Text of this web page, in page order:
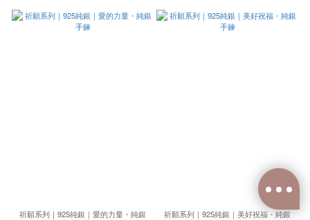
祈願系列｜925純銀｜愛的力量・純銀
祈願系列｜925純銀｜美好祝福・純銀